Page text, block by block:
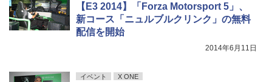
【E3 2014】「Forza Motorsport 5」、
新コース「ニュルブルクリンク」の無料
配信を開始
2014年6月11日
イベント X ONE